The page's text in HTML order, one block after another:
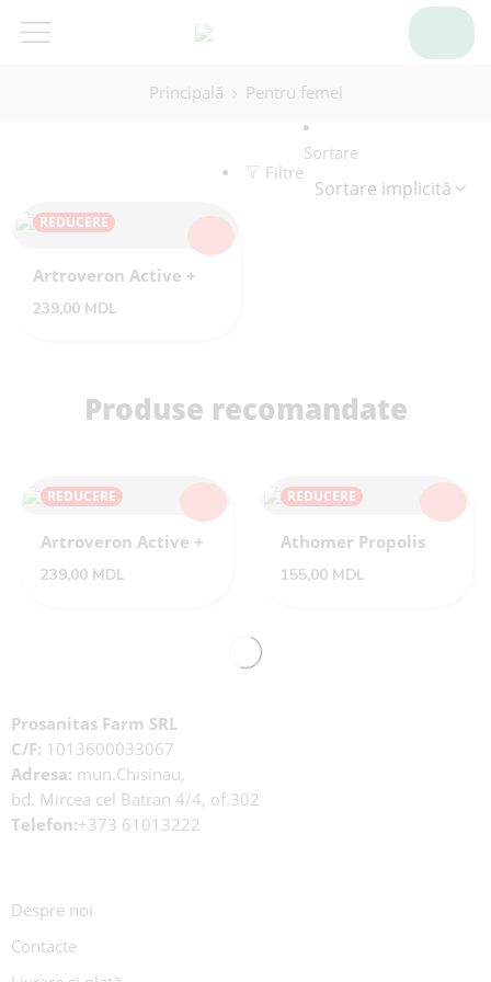
Principală Pentru femei
Filtre
Sortare
REDUCERE
Artroveron Active +
239,00 MDL
Produse recomandate
REDUCERE
Artroveron Active +
239,00 MDL
REDUCERE
Athomer Propolis
155,00 MDL
Prosanitas Farm SRL
C/F: 1013600033067
Adresa: mun.Chisinau,
bd. Mircea cel Batran 4/4, of.302
Telefon:+373 61013222
Despre noi
Contacte